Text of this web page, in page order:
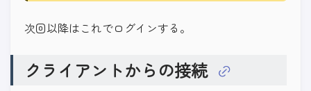
次回以降はこれでログインする。
クライアントからの接続